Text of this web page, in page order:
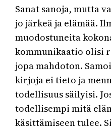
Sanat sanoja, mutta
jo järkeä ja elämää.
muodostuneita
kommunikaatio olisi
jopa mahdoton.
kirjoja ei tieto ja
todellisuus säilyisi.
todellisempi mitä
käsittämiseen tulee.